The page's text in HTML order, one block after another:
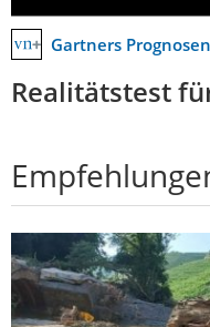
Gartners Prognosen
Realitätstest